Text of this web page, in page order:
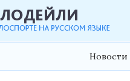
Новости